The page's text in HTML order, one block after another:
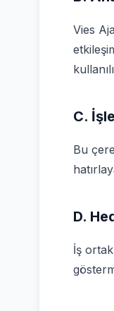
Vies
C.
Bu
D.
İş